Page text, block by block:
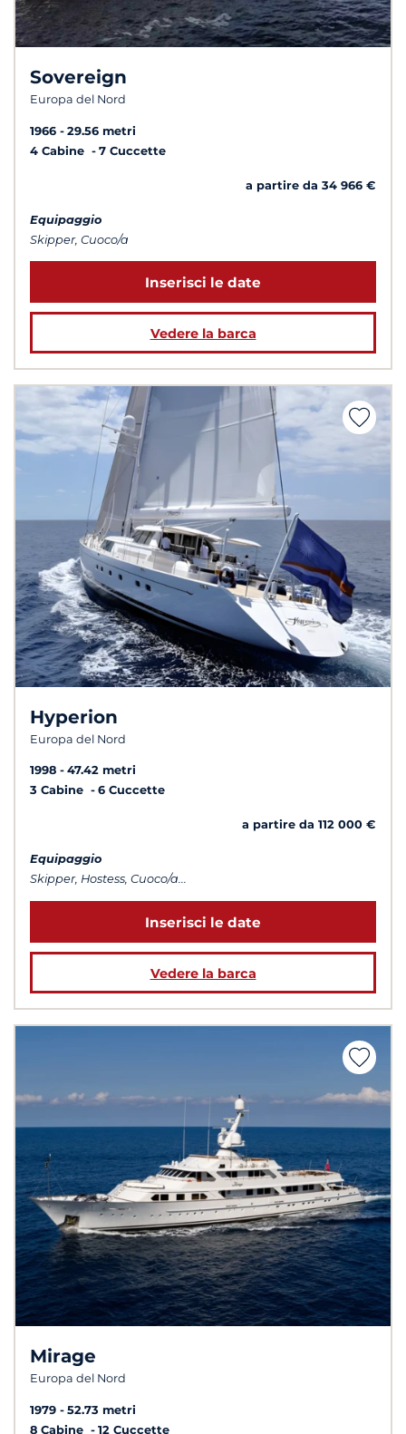
Sovereign
Europa del Nord
1966
29.56 metri
4 Cabine
7 Cuccette
a partire da 34 966 €
Equipaggio
Skipper, Cuoco/a
Inserisci le date
Vedere la barca
Hyperion
Europa del Nord
1998
47.42 metri
3 Cabine
6 Cuccette
a partire da 112 000 €
Equipaggio
Skipper, Hostess, Cuoco/a...
Inserisci le date
Vedere la barca
Mirage
Europa del Nord
1979
52.73 metri
8 Cabine
12 Cuccette